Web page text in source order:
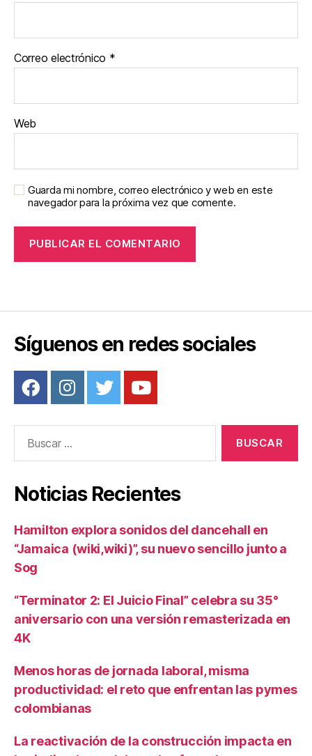
Correo electrónico *
Web
Guarda mi nombre, correo electrónico y web en este
navegador para la próxima vez que comente.
Síguenos en redes sociales
Noticias Recientes
Hamilton explora sonidos del dancehall en
“Jamaica (wiki,wiki)”, su nuevo sencillo junto a
Sog
“Terminator 2: El Juicio Final” celebra su 35°
aniversario con una versión remasterizada en
4K
Menos horas de jornada laboral, misma
productividad: el reto que enfrentan las pymes
colombianas
La reactivación de la construcción impacta en